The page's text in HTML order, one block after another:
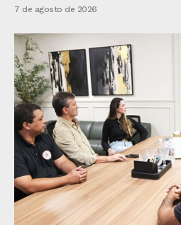
7 de agosto de 2026